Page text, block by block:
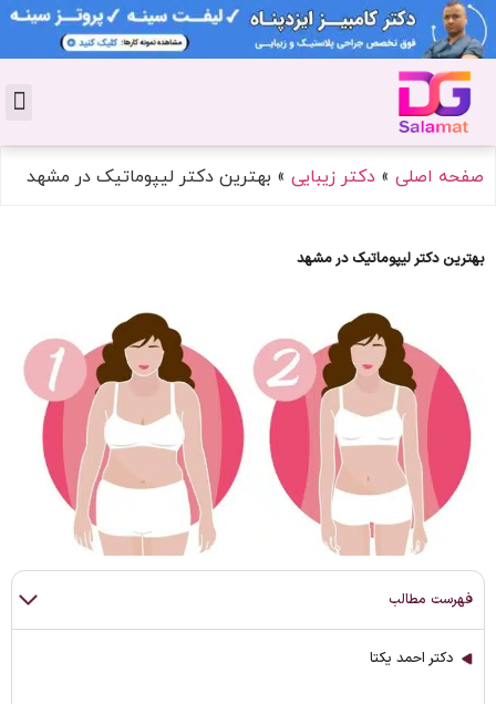
صفحه اصلی » دکتر زیبایی » بهترین دکتر لیپوماتیک در مشهد
بهترین دکتر لیپوماتیک در مشهد
فهرست مطالب
دکتر احمد یکتا